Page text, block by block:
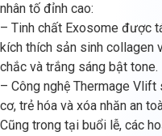
nhân tố đỉnh cao:
– Tinh chất Exosome được
kích thích sản sinh collagen
chắc và trắng sáng bật tone.
– Công nghệ Thermage
cơ, trẻ hóa và xóa nhăn an
Cũng trong tại buổi lễ, các